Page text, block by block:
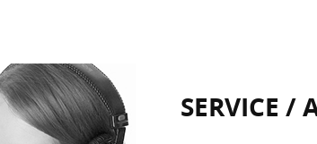
SERVICE /